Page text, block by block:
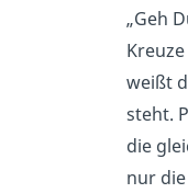
„Geh
weißt
steht.
die
nur